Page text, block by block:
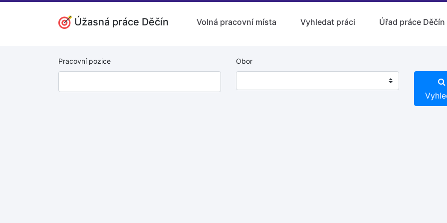
Úžasná práce Děčín Volná pracovní místa Vyhledat práci Úřad práce Děčín
Pracovní pozice Obor